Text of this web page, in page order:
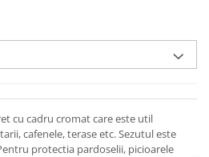
cu cadru cromat care este util
cafenele, terase etc. Sezutul este
protectia pardoselii, picioarele